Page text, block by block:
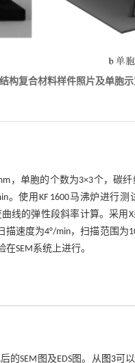
构复合材料样件照片及单胞示
，单胞的个数为3×3个，碳
使用KF 1600马沸炉进行
线的弹性段斜率计算。采用
速度为4°/min，扫描范围为
SEM系统上进行。
的SEM图及EDS图。从 图3可